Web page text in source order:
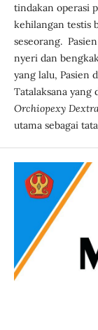
tindakan operasi
kehilangan testis
seseorang.
nyeri dan
yang lalu, Pasien
Tatalaksana yang
Orchiopexy
utama sebagai